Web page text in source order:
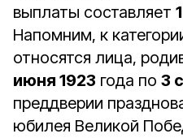
выплаты составляет
Напомним, к
относятся лица,
июня 1923 года по 3
преддверии
юбилея Великой